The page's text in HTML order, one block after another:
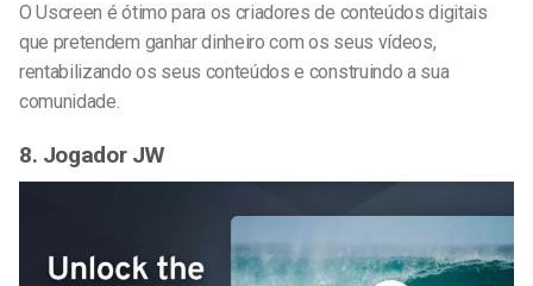
O Uscreen é ótimo para os criadores de conteúdos digitais
que pretendem ganhar dinheiro com os seus vídeos,
rentabilizando os seus conteúdos e construindo a sua
comunidade.
8. Jogador JW